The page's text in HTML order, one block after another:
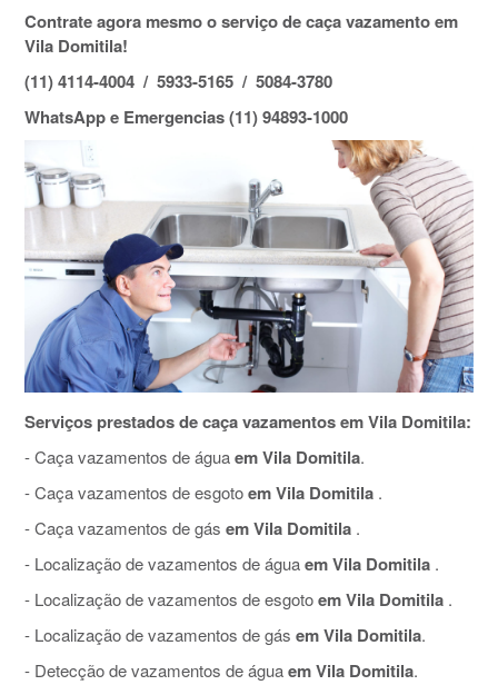
Contrate agora mesmo o serviço de caça vazamento em
Vila Domitila!
(11) 4114-4004 / 5933-5165 / 5084-3780
WhatsApp e Emergencias (11) 94893-1000
Serviços prestados de caça vazamentos em Vila Domitila:
- Caça vazamentos de águaem Vila Domitila.
- Caça vazamentos de esgotoem Vila Domitila .
- Caça vazamentos de gás em Vila Domitila .
- Localização de vazamentos de águaem Vila Domitila .
- Localização de vazamentos de esgotoem Vila Domitila .
- Localização de vazamentos de gás em Vila Domitila.
- Detecção de vazamentos de águaem Vila Domitila.